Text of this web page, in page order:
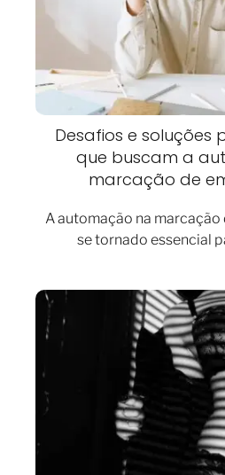
Desafios e soluções
que buscam a
marcação de
A automação na
se tornado essencial